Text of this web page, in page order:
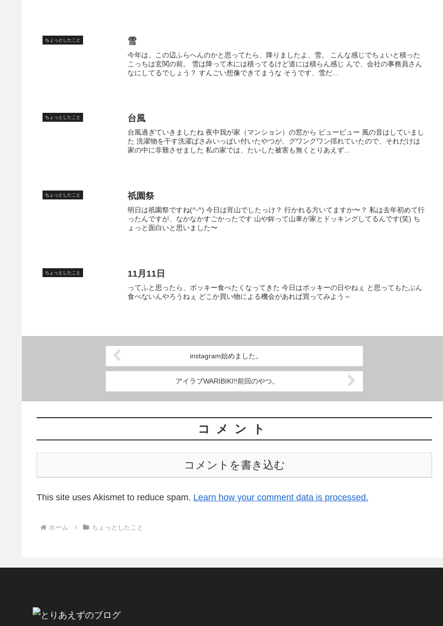
ちょっとしたこと 雪
今年は、この辺ふらへんのかと思ってたら、降りましたよ、雪。 こんな感じでちょいと積った
こっちは玄関の前。 雪は降って木には積ってるけど道には積らん感じ んで、会社の事務員さん
なにしてるでしょう？ すんごい想像できてまうな そうです、雪だ...
ちょっとしたこと 台風
台風過ぎていきましたね 夜中我が家（マンション）の窓から ビュービュー 風の音はしていまし
た 洗濯物を干す洗濯ばさみいっぱい付いたやつが、グワングワン揺れていたので、それだけは
家の中に非難させました 私の家では、たいした被害も無くとりあえず...
ちょっとしたこと 祇園祭
明日は祇園祭ですね(^-^) 今日は宵山でしたっけ？ 行かれる方いてますか〜？ 私は去年初めて行
ったんですが、なかなかすごかったです 山や鉾って山車が家とドッキングしてるんです(笑) ち
ょっと面白いと思いました〜
ちょっとしたこと 11月11日
ってふと思ったら、ポッキー食べたくなってきた 今日はポッキーの日やねぇ と思ってもたぶん
食べないんやろうねぇ どこか買い物による機会があれば買ってみよう～
instagram始めました。
アイラブWARIBIKI!!前回のやつ。
コメント
コメントを書き込む
This site uses Akismet to reduce spam. Learn how your comment data is processed.
ホーム ちょっとしたこと